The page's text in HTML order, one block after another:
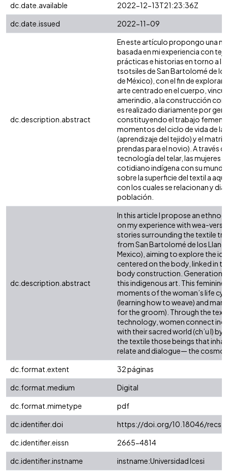
dc.date.available
2022-12-13T21:23:36Z
dc.date.issued
2022-11-09
dc.description.abstract
En este artículo propongo una
basada en mi experiencia con
prácticas e historias en torno a
tsotsiles de San Bartolomé de
de México), con el fin de explorar
arte centrado en el cuerpo,
amerindio, a la construcción
es realizado diariamente por
constituyendo el trabajo
momentos del ciclo de vida de
(aprendizaje del tejido) y el
prendas para el novio). A través
tecnología del telar, las mujeres
cotidiano indígena con su
sobre la superficie del textil a
con los cuales se relacionan y
población.
dc.description.abstract
In this article I propose an
on my experience with wea-
stories surrounding the textile
from San Bartolomé de los
Mexico), aiming to explore the
centered on the body, linked in
body construction. Generations
this indigenous art. This
moments of the woman’s life
(learning how to weave) and
for the groom). Through the
technology, women connect
with their sacred world (ch’u l)
the textile those beings that
relate and dialogue— the
dc.format.extent
32 páginas
dc.format.medium
Digital
dc.format.mimetype
pdf
dc.identifier.doi
https://doi.org/10.18046/
dc.identifier.eissn
2665-4814
dc.identifier.instname
instname:Universidad Icesi